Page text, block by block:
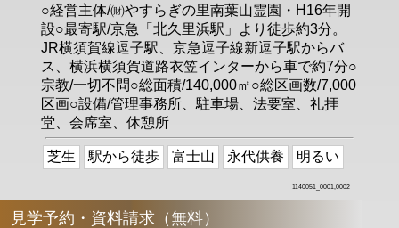
○経営主体/㈶やすらぎの里南葉山霊園・H16年開
設○最寄駅/京急「北久里浜駅」より徒歩約3分。
JR横須賀線逗子駅、京急逗子線新逗子駅からバ
ス、横浜横須賀道路衣笠インターから車で約7分○
宗教/一切不問○総面積/140,000㎡○総区画数/7,000
区画○設備/管理事務所、駐車場、法要室、礼拝
堂、会席室、休憩所
芝生 駅から徒歩 富士山 永代供養 明るい
1140051_0001,0002
見学予約・資料請求（無料）